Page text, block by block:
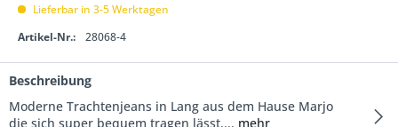
Lieferbar in 3-5 Werktagen
Artikel-Nr.:
28068-4
Beschreibung
Moderne Trachtenjeans in Lang aus dem Hause Marjo
die sich super bequem tragen lässt.... mehr